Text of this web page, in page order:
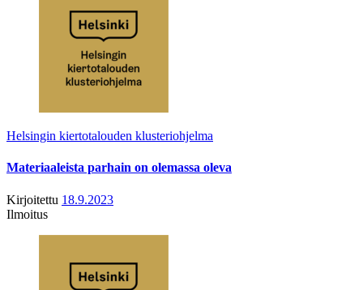
Helsingin kiertotalouden klusteriohjelma
Materiaaleista parhain on olemassa oleva
Kirjoitettu 18.9.2023
Ilmoitus